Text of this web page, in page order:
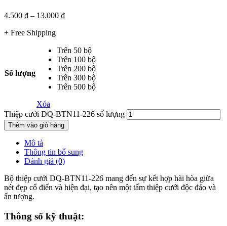
4.500 ₫ – 13.000 ₫
+ Free Shipping
Số lượng
Trên 50 bộ
Trên 100 bộ
Trên 200 bộ
Trên 300 bộ
Trên 500 bộ
Xóa
Thiệp cưới DQ-BTN11-226 số lượng
Thêm vào giỏ hàng
Mô tả
Thông tin bổ sung
Đánh giá (0)
Bộ thiệp cưới DQ-BTN11-226 mang đến sự kết hợp hài hòa giữa
nét đẹp cổ điển và hiện đại, tạo nên một tấm thiệp cưới độc đáo và
ấn tượng.
Thông số kỹ thuật: